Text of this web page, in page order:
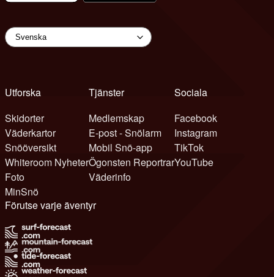
Utforska
Skidorter
Väderkartor
Snööversikt
Whiteroom Nyheter
Foto
MinSnö
Tjänster
Medlemskap
E-post - Snölarm
Mobil Snö-app
Ögonsten Reportrar
Väderinfo
Sociala
Facebook
Instagram
TikTok
YouTube
Förutse varje äventyr